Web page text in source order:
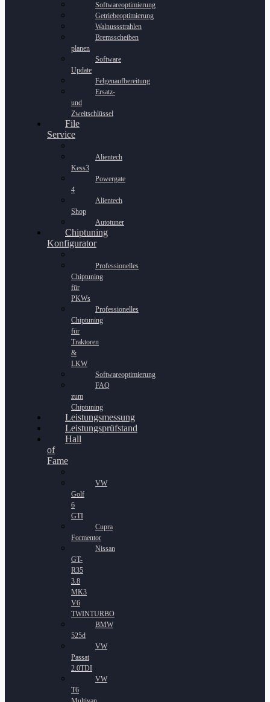
Softwareoptimierung
Getriebeoptimierung
Walnussstrahlen
Bremsscheiben
planen
Software
Update
Felgenaufbereitung
Ersatz-
und
Zweitschlüssel
File
Service
Alientech
Kess3
Powergate
4
Alientech
Shop
Autotuner
Chiptuning
Konfigurator
Professionelles
Chiptuning
für
PKWs
Professionelles
Chiptuning
für
Traktoren
&
LKW
Softwareoptimierung
FAQ
zum
Chiptuning
Leistungsmessung
Leistungsprüfstand
Hall
of
Fame
VW
Golf
6
GTI
Cupra
Formentor
Nissan
GT-
R35
3.8
MK3
V6
TWINTURBO
BMW
525d
VW
Passat
2.0TDI
VW
T6